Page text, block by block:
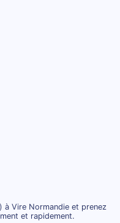
à Vire Normandie et prenez
et rapidement.